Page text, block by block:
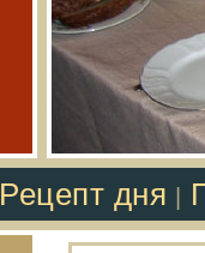
Рецепт дня